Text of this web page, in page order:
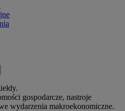
gospodarcze, nastroje
wydarzenia makroekonomiczne.